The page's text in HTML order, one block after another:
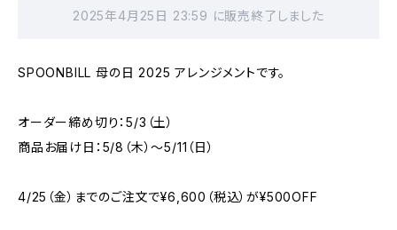
2025年4月25日 23:59 に販売終了しました
SPOONBILL 母の日 2025 アレンジメントです。
オーダー締め切り：5/3（土）
商品お届け日：5/8（木）〜5/11（日）
4/25（金）までのご注文で¥6,600（税込）が¥500OFF